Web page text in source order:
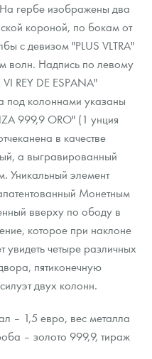
гербе изображены два
короной, по бокам от
с девизом "PLUS VLTRA"
волн. Надпись по левому
REY DE ESPANA"
под колоннами указаны
999,9 ORO" (1 унция
в качестве
а выгравированный
Уникальный элемент
Монетным
вверху по ободу в
которое при наклоне
увидеть четыре различных
пятиконечную
двух колонн.
– 1,5 евро, вес металла
– золото 999,9, тираж